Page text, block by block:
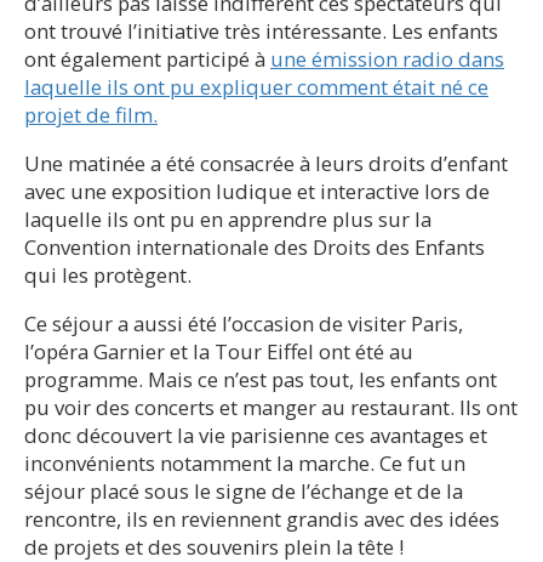
ont trouvé l’initiative très intéressante. Les enfants
ont également participé à une émission radio dans
laquelle ils ont pu expliquer comment était né ce
projet de film.
Une matinée a été consacrée à leurs droits d’enfant
avec une exposition ludique et interactive lors de
laquelle ils ont pu en apprendre plus sur la
Convention internationale des Droits des Enfants
qui les protègent.
Ce séjour a aussi été l’occasion de visiter Paris,
l’opéra Garnier et la Tour Eiffel ont été au
programme. Mais ce n’est pas tout, les enfants ont
pu voir des concerts et manger au restaurant. Ils ont
donc découvert la vie parisienne ces avantages et
inconvénients notamment la marche. Ce fut un
séjour placé sous le signe de l’échange et de la
rencontre, ils en reviennent grandis avec des idées
de projets et des souvenirs plein la tête !